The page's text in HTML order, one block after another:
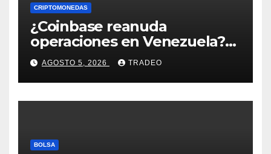
CRIPTOMONEDAS
¿Coinbase reanuda
operaciones en Venezuela?
Post críptico enciende el
debate
AGOSTO 5, 2026 TRADEO
BOLSA